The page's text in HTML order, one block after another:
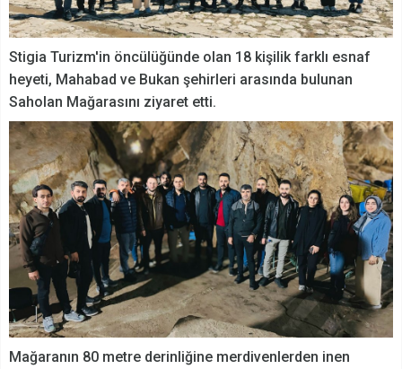
Stigia Turizm'in öncülüğünde olan 18 kişilik farklı esnaf
heyeti, Mahabad ve Bukan şehirleri arasında bulunan
Saholan Mağarasını ziyaret etti.
Mağaranın 80 metre derinliğine merdivenlerden inen